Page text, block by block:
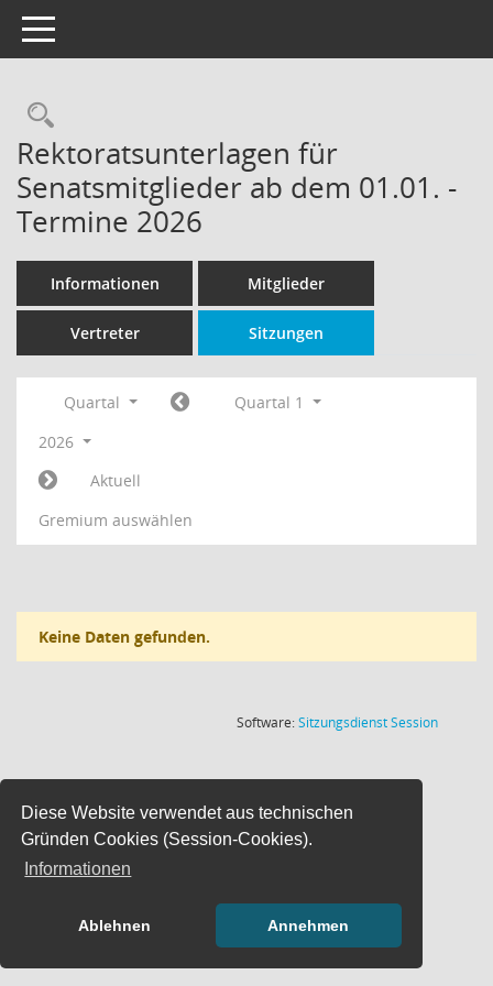
Diese Website verwendet aus technischen
Gründen Cookies (Session-Cookies).
Informationen
Ablehnen Annehmen
Toggle navigation
Rechercheauswahl
Rektoratsunterlagen für
Senatsmitglieder ab dem 01.01. -
Termine 2026
Informationen Mitglieder
Vertreter Sitzungen
Quartal
Quartal 1
2026
Aktuell
Gremium auswählen
Keine Daten gefunden.
Software:SitzungsdienstSession(Wird in